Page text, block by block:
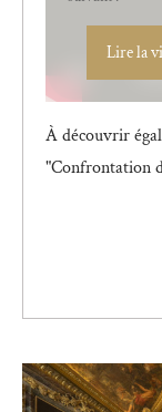
Lire la
À découvrir
"Confrontation